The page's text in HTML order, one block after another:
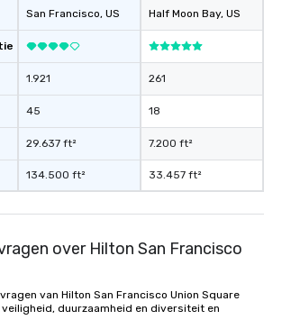
San Francisco, US
1.921
45
29.637 ft²
134.500 ft²
Half Moon Bay, US
261
18
7.200 ft²
33.457 ft²
over Hilton San Francisco
van Hilton San Francisco Union Square
duurzaamheid en diversiteit en